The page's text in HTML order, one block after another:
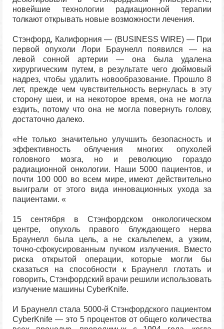
новейшие технологии радиационной терапии
толкают открывать новые возможности лечения.
Стэнфорд, Калифорния — (BUSINESS WIRE) — При
первой опухоли Лори Браунелл появился — на
левой сонной артерии — она была удалена
хирургическим путем, в результате чего дюймовый
надрез, чтобы удалить новообразование. Прошло 8
лет, прежде чем чувствительность вернулась в эту
сторону шеи, и на некоторое время, она не могла
ездить, потому что она не могла повернуть голову,
достаточно далеко.
«Не только значительно улучшить безопасность и
эффективность облучения многих опухолей
головного мозга, но и революцию гораздо
радиационной онкологии. Наши 5000 пациентов, и
почти 100 000 во всем мире, имеют действительно
выиграли от этого вида инновационных ухода за
пациентами. «
15 сентября в Стэнфордском онкологическом
центре, опухоль правого блуждающего нерва
Браунелл была цель, а не скальпелем, а узким,
точно-сфокусированным пучком излучения. Вместо
риска открытой операции, которые могли бы
сказаться на способности к Браунелл глотать и
говорить, Стэнфордский врачи решили использовать
излучение машины CyberKnife.
И Браунелл стала 5000-й Стэнфордского пациентом
CyberKnife — это 5 процентов от общего количества